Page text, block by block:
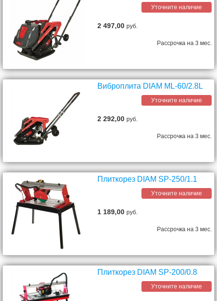
Уточните наличие
2 497,00руб.
Рассрочка на 3 мес.
Виброплита DIAM ML-60/2.8L
Уточните наличие
2 292,00руб.
Рассрочка на 3 мес.
Плиткорез DIAM SP-250/1.1
Уточните наличие
1 189,00руб.
Рассрочка на 3 мес.
Плиткорез DIAM SP-200/0.8
Уточните наличие